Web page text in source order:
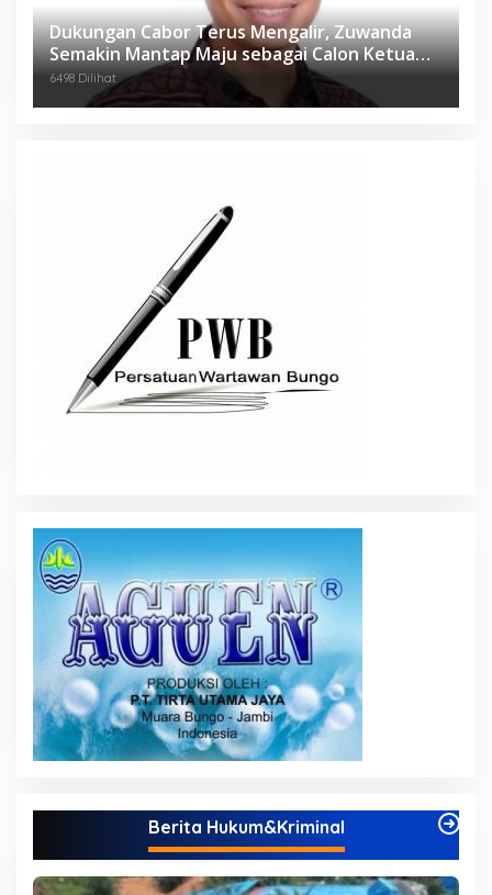
Dukungan Cabor Terus Mengalir, Zuwanda
Semakin Mantap Maju sebagai Calon Ketua
KONI
6498 Dilihat
Berita Hukum&Kriminal